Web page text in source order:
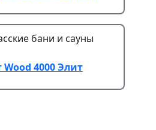
Wood 4000 Элит